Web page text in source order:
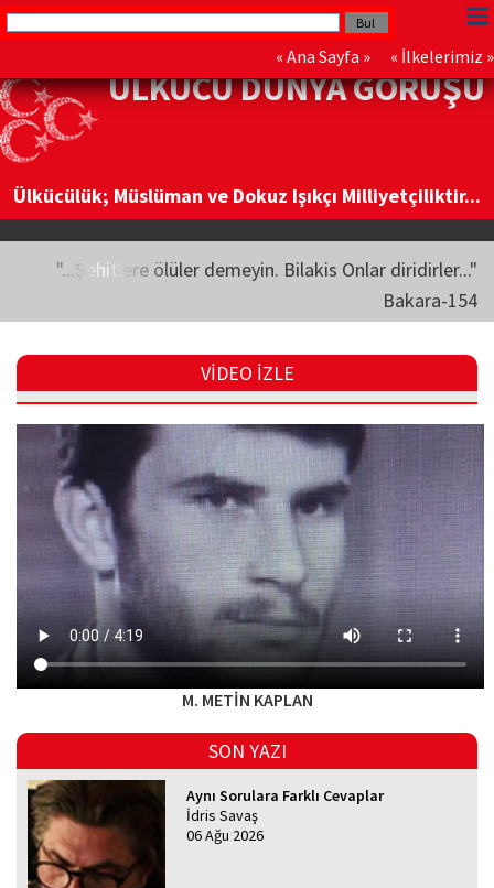
« Ana Sayfa » « İlkelerimiz »
ÜLKÜCÜ DÜNYA GÖRÜŞÜ
Ülkücülük; Müslüman ve Dokuz Işıkçı Milliyetçiliktir...
"...Şehitlere ölüler demeyin. Bilakis Onlar diridirler..."
Bakara-154
VİDEO İZLE
M. METİN KAPLAN
SON YAZI
Aynı Sorulara Farklı Cevaplar
İdris Savaş
06 Ağu 2026